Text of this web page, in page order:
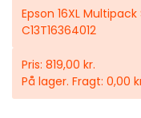
Epson 16XL
C13T16364012
Pris: 819,00 kr.
På lager. Fragt: 0,00